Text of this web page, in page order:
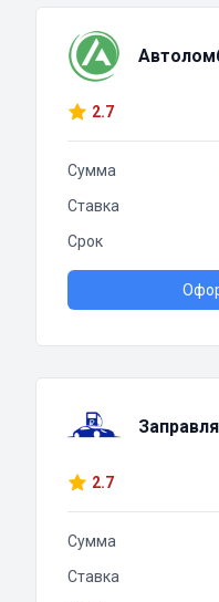
2.7
Сумма
Ставка
Срок
2.7
Сумма
Ставка